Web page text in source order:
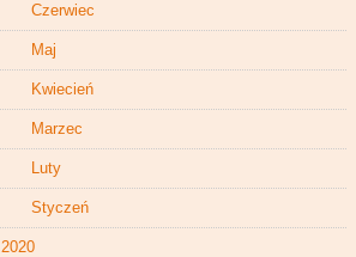
Czerwiec
Maj
Kwiecień
Marzec
Luty
Styczeń
2020